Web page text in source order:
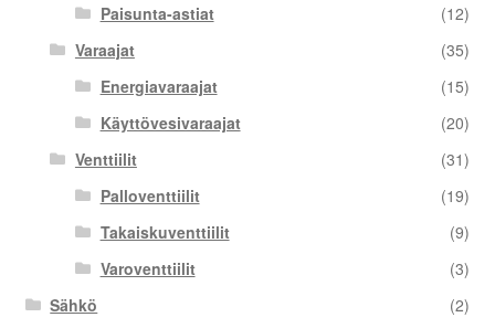
Paisunta-astiat
(12)
Varaajat
(35)
Energiavaraajat
(15)
Käyttövesivaraajat
(20)
Venttiilit
(31)
Palloventtiilit
(19)
Takaiskuventtiilit
(9)
Varoventtiilit
(3)
Sähkö
(2)